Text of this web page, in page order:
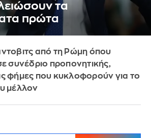
τα
πρώτα
από τη Ρώμη όπου
συνέδριο προπονητικής,
φήμες που κυκλοφορούν για το
μέλλον